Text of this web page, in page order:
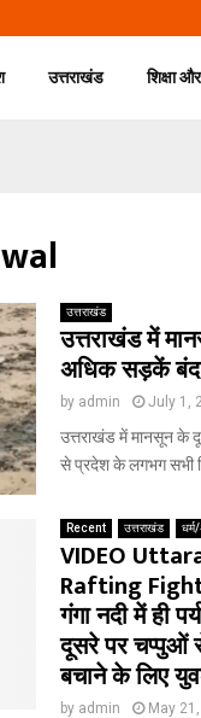
उत्तराखंड शिक्षा
उत्तराखंड
उत्तराखंड में
अधिक सड़कें
by admin July 1,
उत्तराखंड में मानसून के
से प्रदेश के लगभग सभी
Recent उत्तराखंड
VIDEO
Rafting Fight
गंगा नदी में ही
दूसरे पर चप्पुओं
बचाने के लिए
by admin May